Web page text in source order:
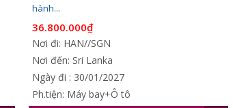
hành...
36.800.000₫
Nơi đi: HAN//SGN
Nơi đến: Sri Lanka
Ngày đi : 30/01/2027
Ph.tiện: Máy bay+Ô tô